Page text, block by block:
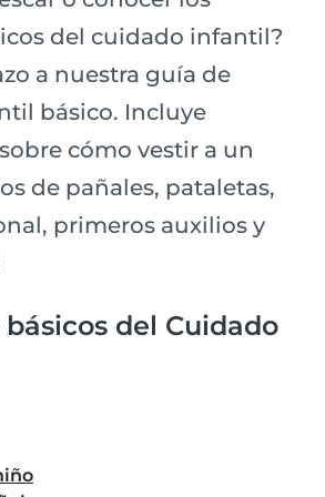
del cuidado infantil?
a nuestra guía de
básico. Incluye
cómo vestir a un
de pañales, pataletas,
primeros auxilios y
del Cuidado